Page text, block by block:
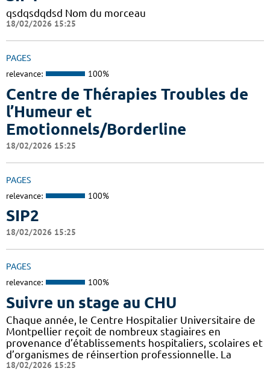
qsdqsdqdsd Nom du morceau
18/02/2026 15:25
PAGES
relevance: 100%
Centre de Thérapies Troubles de
l’Humeur et
Emotionnels/Borderline
18/02/2026 15:25
PAGES
relevance: 100%
SIP2
18/02/2026 15:25
PAGES
relevance: 100%
Suivre un stage au CHU
Chaque année, le Centre Hospitalier Universitaire de
Montpellier reçoit de nombreux stagiaires en
provenance d’établissements hospitaliers, scolaires et
d’organismes de réinsertion professionnelle. La
18/02/2026 15:25